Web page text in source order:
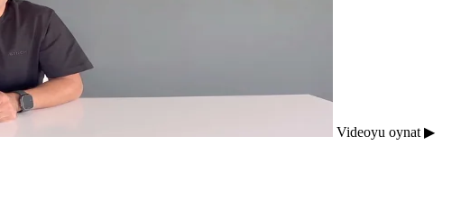
Videoyu oynat ▶